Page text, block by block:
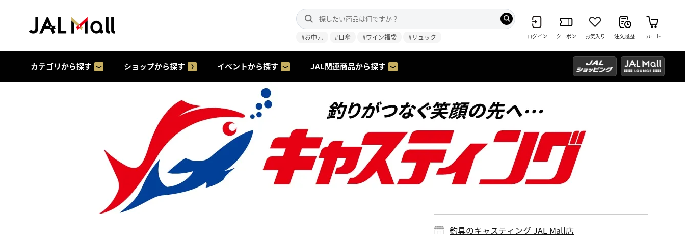
#お中元 #日傘 #ワイン福袋 #リュック ログイン クーポン お気入り 注文履歴 カート
カテゴリから探す ショップから探す イベントから探す JAL関連商品から探す
釣具のキャスティング JAL Mall店